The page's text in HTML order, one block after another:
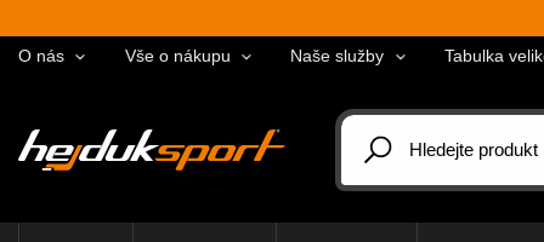
O nás Vše o nákupu Naše služby Tabulka